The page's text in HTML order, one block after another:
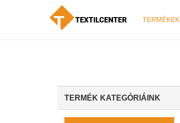
TERMÉKEK
TERMÉK KATEGÓRIÁINK